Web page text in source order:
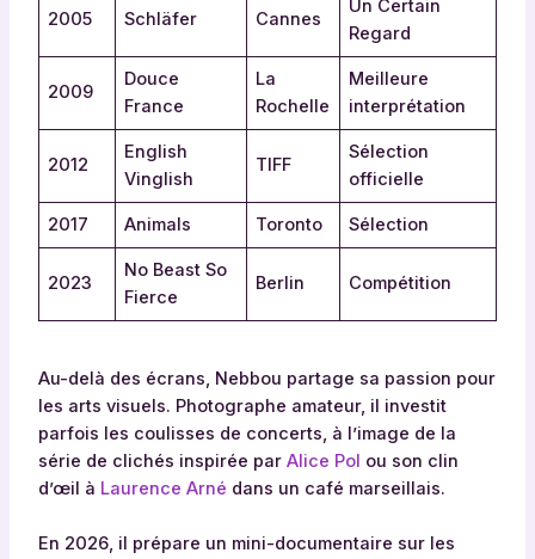
2005 Schläfer Cannes
Un Certain
Regard
2009
Douce
France
La
Rochelle
Meilleure
interprétation
2012
English
Vinglish
TIFF
Sélection
officielle
2017 Animals Toronto Sélection
2023
No Beast So
Fierce
Berlin Compétition
Au-delà des écrans, Nebbou partage sa passion pour
les arts visuels. Photographe amateur, il investit
parfois les coulisses de concerts, à l’image de la
série de clichés inspirée par Alice Pol ou son clin
d’œil à Laurence Arné dans un café marseillais.
En 2026, il prépare un mini-documentaire sur les